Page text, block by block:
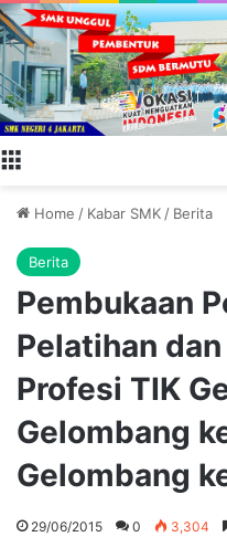
Home / Kabar SMK / Berita
Berita
Pembukaan
Pelatihan
Profesi TIK
Gelombang
Gelombang
29/06/2015 0 3,304